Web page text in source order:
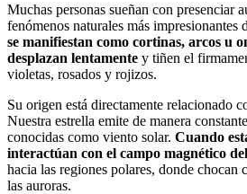
Muchas personas sueñan con presenciar
fenómenos naturales más impresionantes
se manifiestan como cortinas, arcos u
desplazan lentamente y tiñen el
violetas, rosados y rojizos.
Su origen está directamente relacionado
Nuestra estrella emite de manera
conocidas como viento solar. Cuando
interactúan con el campo magnético
hacia las regiones polares, donde chocan
las auroras.